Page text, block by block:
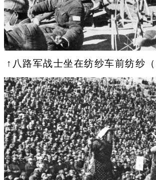
↑八路军战士坐在纺纱车前纺纱（